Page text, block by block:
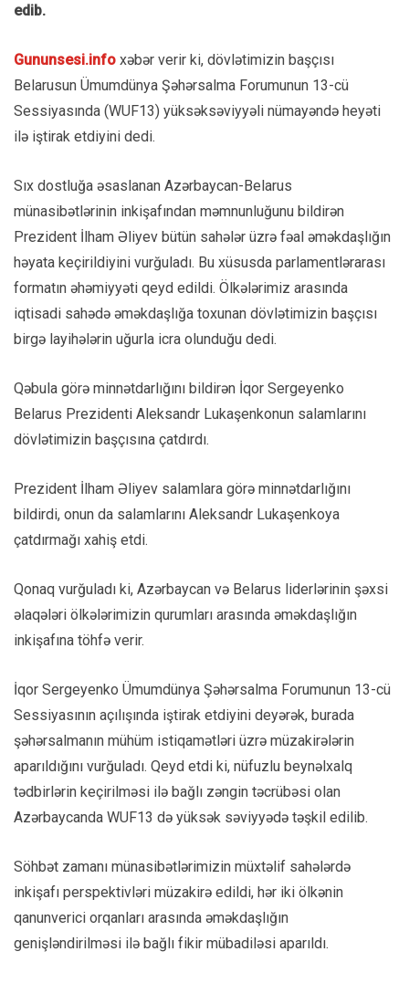
edib.
Gununsesi.info xəbər verir ki, dövlətimizin başçısı
Belarusun Ümumdünya Şəhərsalma Forumunun 13-cü
Sessiyasında (WUF13) yüksəksəviyyəli nümayəndə heyəti
ilə iştirak etdiyini dedi.
Sıx dostluğa əsaslanan Azərbaycan-Belarus
münasibətlərinin inkişafından məmnunluğunu bildirən
Prezident İlham Əliyev bütün sahələr üzrə fəal əməkdaşlığın
həyata keçirildiyini vurğuladı. Bu xüsusda parlamentlərarası
formatın əhəmiyyəti qeyd edildi. Ölkələrimiz arasında
iqtisadi sahədə əməkdaşlığa toxunan dövlətimizin başçısı
birgə layihələrin uğurla icra olunduğu dedi.
Qəbula görə minnətdarlığını bildirən İqor Sergeyenko
Belarus Prezidenti Aleksandr Lukaşenkonun salamlarını
dövlətimizin başçısına çatdırdı.
Prezident İlham Əliyev salamlara görə minnətdarlığını
bildirdi, onun da salamlarını Aleksandr Lukaşenkoya
çatdırmağı xahiş etdi.
Qonaq vurğuladı ki, Azərbaycan və Belarus liderlərinin şəxsi
əlaqələri ölkələrimizin qurumları arasında əməkdaşlığın
inkişafına töhfə verir.
İqor Sergeyenko Ümumdünya Şəhərsalma Forumunun 13-cü
Sessiyasının açılışında iştirak etdiyini deyərək, burada
şəhərsalmanın mühüm istiqamətləri üzrə müzakirələrin
aparıldığını vurğuladı. Qeyd etdi ki, nüfuzlu beynəlxalq
tədbirlərin keçirilməsi ilə bağlı zəngin təcrübəsi olan
Azərbaycanda WUF13 də yüksək səviyyədə təşkil edilib.
Söhbət zamanı münasibətlərimizin müxtəlif sahələrdə
inkişafı perspektivləri müzakirə edildi, hər iki ölkənin
qanunverici orqanları arasında əməkdaşlığın
genişləndirilməsi ilə bağlı fikir mübadiləsi aparıldı.